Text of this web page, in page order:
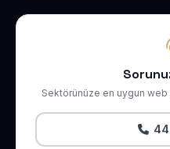
Sektörünüze en uygun